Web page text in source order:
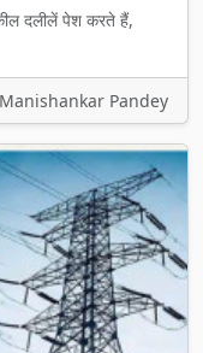
दलीलें पेश करते हैं,
Manishankar Pandey